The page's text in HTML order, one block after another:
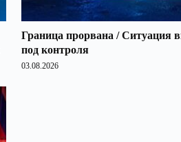
Граница прорвана / Ситуация
под контроля
03.08.2026